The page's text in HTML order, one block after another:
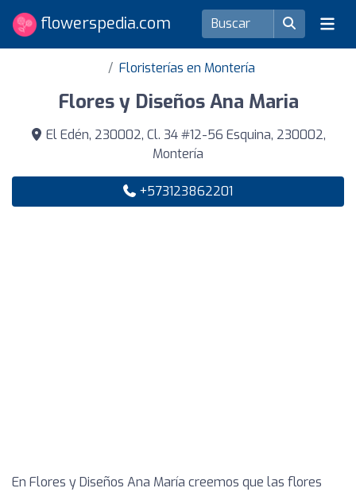
flowerspedia.com
Floristerías en Montería
Flores y Diseños Ana Maria
El Edén, 230002, Cl. 34 #12-56 Esquina, 230002,
Montería
+573123862201
En Flores y Diseños Ana María creemos que las flores